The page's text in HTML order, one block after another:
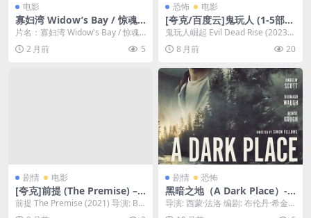
电影
寡妇湾 Widow’s Bay / 惊魂
海湾
片名：寡妇湾 Widow's Bay / 惊魂
海湾 分类：电影 详情介...
2 月前 5
恐怖 电影
[夸克/百度云]鬼玩人 (1-5部)-
1981-4K HDR恐怖片教科书-
恐怖-[US]
鬼玩人崛起 Evil Dead Rise (2023)
导演: 李·克罗宁 编剧...
8 月前 20
剧情 电影
[夸克]前提 (The Premise) – 2
021 – 1080P观众口碑爆棚 –
剧情/喜剧 -[US]
前提 The Premise (2021) 导演: B·J·
诺瓦克 编剧: B·...
剧情 恐怖
黑暗之地（A Dark Place）-2
018-惊悚/悬疑-免费下载 🌲一
个卡车司机，在得知镇上的一
导演: 西蒙·法洛 编剧: 布伦丹·希金
斯 又名: 钢国 / Steel Cou...